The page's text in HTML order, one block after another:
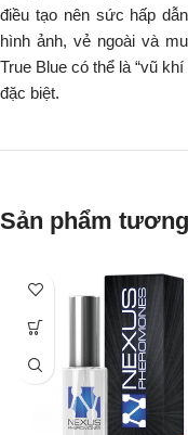
điều tạo nên sức hấp
hình ảnh, vẻ ngoài và
True Blue có thể là “vũ
đặc biệt.
Sản phẩm